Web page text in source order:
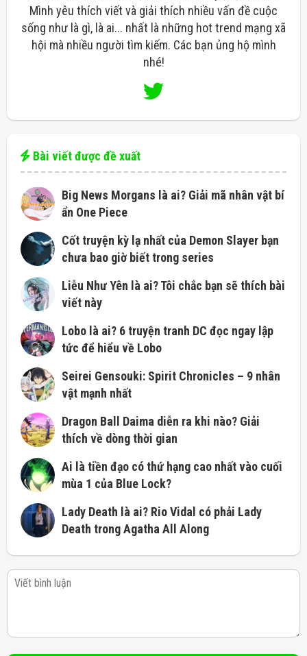
Mình yêu thích viết và giải thích nhiều vấn đề cuộc
sống như là gì, là ai... nhất là những hot trend mạng xã
hội mà nhiều người tìm kiếm. Các bạn ủng hộ mình
nhé!
Bài viết được đề xuất
Big News Morgans là ai? Giải mã nhân vật bí
ẩn One Piece
Cốt truyện kỳ ​​lạ nhất của Demon Slayer bạn
chưa bao giờ biết trong series
Liễu Như Yên là ai? Tôi chắc bạn sẽ thích bài
viết này
Lobo là ai? 6 truyện tranh DC đọc ngay lập
tức để hiểu về Lobo
Seirei Gensouki: Spirit Chronicles – 9 nhân
vật mạnh nhất
Dragon Ball Daima diễn ra khi nào? Giải
thích về dòng thời gian
Ai là tiền đạo có thứ hạng cao nhất vào cuối
mùa 1 của Blue Lock?
Lady Death là ai? Rio Vidal có phải Lady
Death trong Agatha All Along